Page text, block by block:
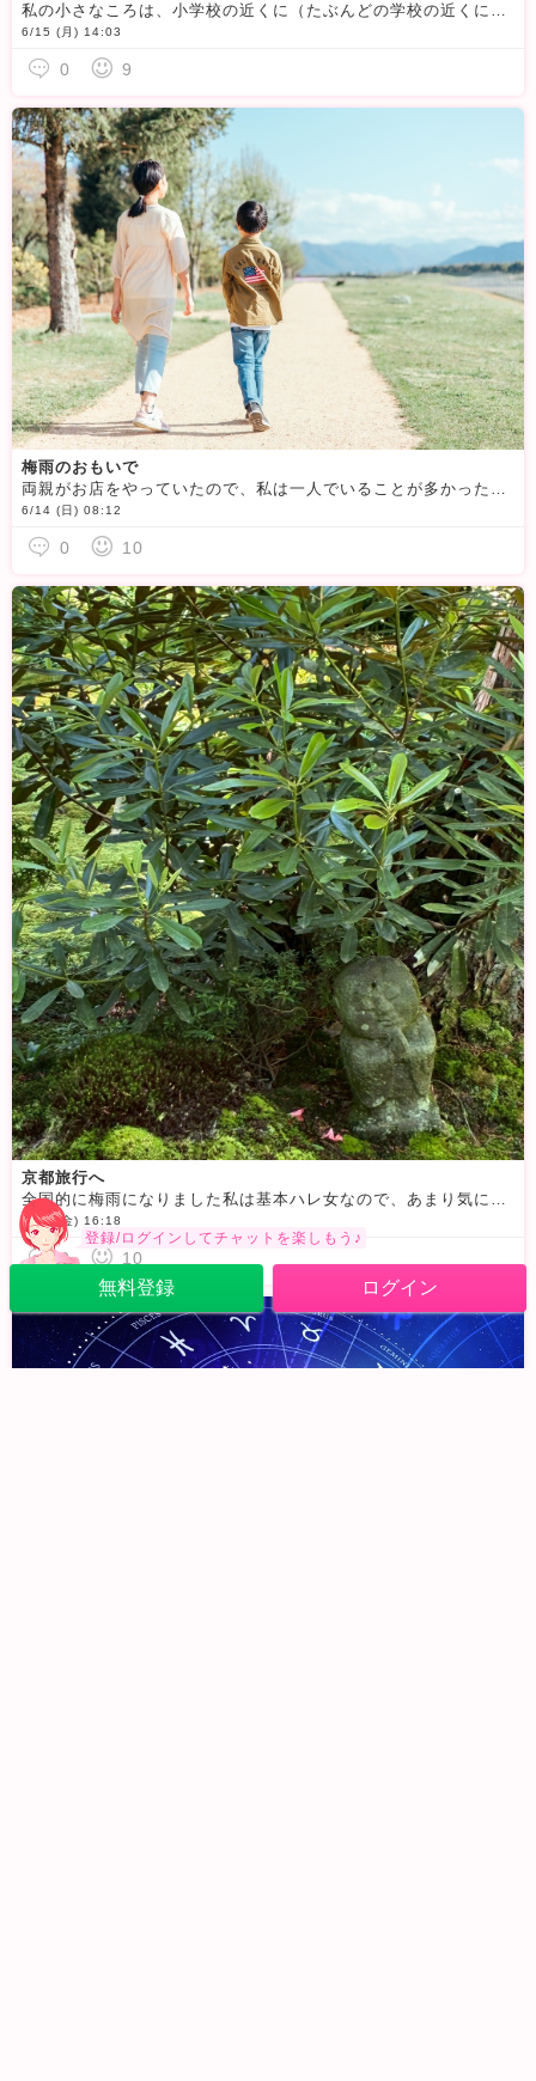
登録/ログインしてチャットを楽しもう♪
無料登録 ログイン
私の小さなころは、小学校の近くに（たぶんどの学校の近くにも）駄菓子屋さんがあって・・私は、お麩菓子（これ関東は赤かったけど関西は茶色なんだよ）と、袋に入ったメロンソーダが大好きで♪その袋にお水を足して
6/15 (月) 14:03
0 9
梅雨のおもいで
6/14 (日) 08:12
0 10
京都旅行へ
6/12 (金) 16:18
0 10